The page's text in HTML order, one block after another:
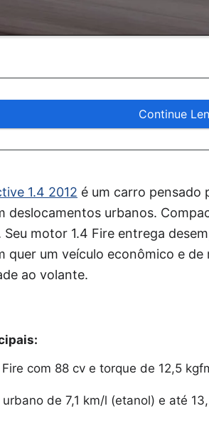
Continue
1.4 2012 é um carro pensado
deslocamentos urbanos.
motor 1.4 Fire entrega
quer um veículo econômico e
ao volante.
Fire com 88 cv e torque de 12,5
urbano de 7,1 km/l (etanol) e até